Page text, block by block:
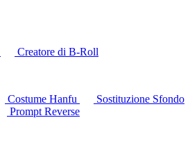
Creatore di B-Roll
Costume Hanfu
Sostituzione Sfondo
Prompt Reverse